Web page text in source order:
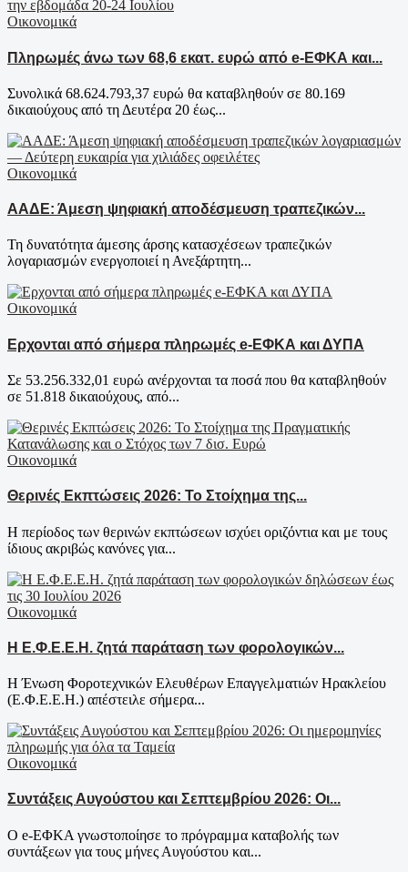
Οικονομικά
Πληρωμές άνω των 68,6 εκατ. ευρώ από e-ΕΦΚΑ και...
Συνολικά 68.624.793,37 ευρώ θα καταβληθούν σε 80.169
δικαιούχους από τη Δευτέρα 20 έως...
Οικονομικά
ΑΑΔΕ: Άμεση ψηφιακή αποδέσμευση τραπεζικών...
Τη δυνατότητα άμεσης άρσης κατασχέσεων τραπεζικών
λογαριασμών ενεργοποιεί η Ανεξάρτητη...
Οικονομικά
Ερχονται από σήμερα πληρωμές e-ΕΦΚΑ και ΔΥΠΑ
Σε 53.256.332,01 ευρώ ανέρχονται τα ποσά που θα καταβληθούν
σε 51.818 δικαιούχους, από...
Οικονομικά
Θερινές Εκπτώσεις 2026: Το Στοίχημα της...
Η περίοδος των θερινών εκπτώσεων ισχύει οριζόντια και με τους
ίδιους ακριβώς κανόνες για...
Οικονομικά
Η Ε.Φ.Ε.Ε.Η. ζητά παράταση των φορολογικών...
Η Ένωση Φοροτεχνικών Ελευθέρων Επαγγελματιών Ηρακλείου
(Ε.Φ.Ε.Ε.Η.) απέστειλε σήμερα...
Οικονομικά
Συντάξεις Αυγούστου και Σεπτεμβρίου 2026: Οι...
Ο e-ΕΦΚΑ γνωστοποίησε το πρόγραμμα καταβολής των
συντάξεων για τους μήνες Αυγούστου και...